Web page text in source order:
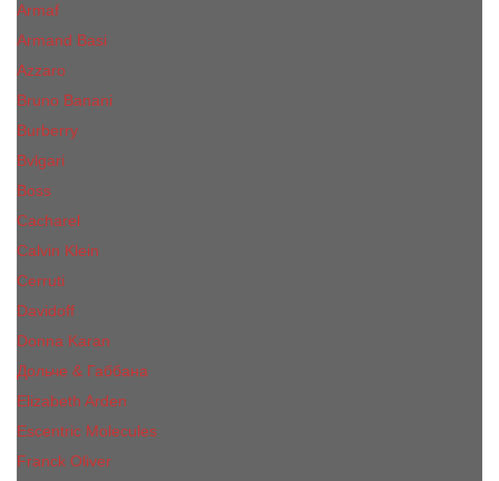
Armaf
Armand Basi
Azzaro
Bruno Banani
Burberry
Bvlgari
Boss
Cacharel
Calvin Klein
Cerruti
Davidoff
Donna Karan
Дольче & Габбана
Elizabeth Arden
Escentric Molecules
Franck Oliver